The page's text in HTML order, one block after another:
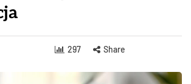
297 Share